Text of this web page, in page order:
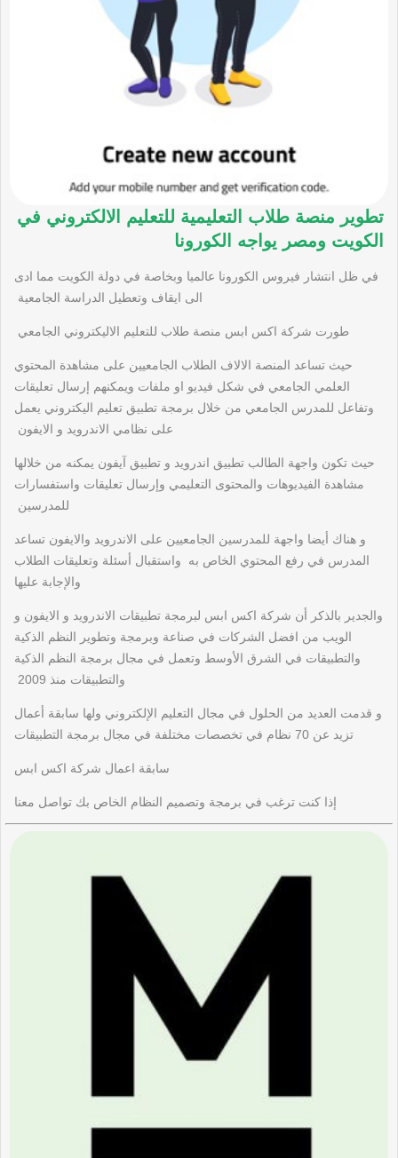
تطوير منصة طلاب التعليمية للتعليم الالكتروني في
الكويت ومصر يواجه الكورونا
في ظل انتشار فيروس الكورونا عالميا وبخاصة في دولة الكويت مما ادى
الى ايقاف وتعطيل الدراسة الجامعية
طورت شركة اكس ابس منصة طلاب للتعليم الاليكتروني الجامعي
حيث تساعد المنصة الالاف الطلاب الجامعيين على مشاهدة المحتوي
العلمي الجامعي في شكل فيديو او ملفات ويمكنهم إرسال تعليقات
وتفاعل للمدرس الجامعي من خلال برمجة تطبيق تعليم اليكتروني يعمل
على نظامي الاندرويد و الايفون
حيث تكون واجهة الطالب تطبيق اندرويد و تطبيق آيفون يمكنه من خلالها
مشاهدة الفيديوهات والمحتوى التعليمي وإرسال تعليقات واستفسارات
للمدرسين
و هناك أيضا واجهة للمدرسين الجامعيين على الاندرويد والايفون تساعد
المدرس في رفع المحتوي الخاص به واستقبال أسئلة وتعليقات الطلاب
والإجابة عليها
والجدير بالذكر أن شركة اكس ابس لبرمجة تطبيقات الاندرويد و الايفون و
الويب من افضل الشركات في صناعة وبرمجة وتطوير النظم الذكية
والتطبيقات في الشرق الأوسط وتعمل في مجال برمجة النظم الذكية
والتطبيقات منذ 2009
و قدمت العديد من الحلول في مجال التعليم الإلكتروني ولها سابقة أعمال
تزيد عن 70 نظام في تخصصات مختلفة في مجال برمجة التطبيقات
سابقة اعمال شركة اكس ابس
إذا كنت ترغب في برمجة وتصميم النظام الخاص بك تواصل معنا